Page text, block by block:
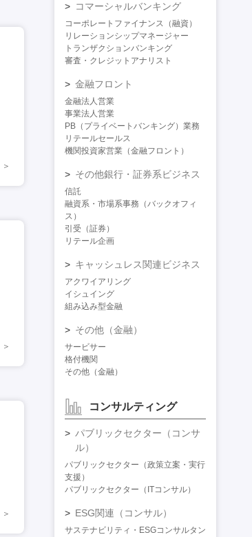
コマーシャルバンキング
コーポレートファイナンス（融資）
リレーションシップマネージャー
トランザクションバンキング
審査・クレジットアナリスト
金融フロント
金融法人営業
事業法人営業
PB（プライベートバンキング）業務
リテールセールス
機関投資家営業（金融フロント）
その他銀行・証券系ビジネス
信託
融資系・市場系事務（バックオフィ
ス）
引受（証券）
リテール企画
キャッシュレス関連ビジネス
アクワイアリング
イシュイング
組み込み型金融
その他（金融）
サービサー
格付機関
その他（金融）
コンサルティング
パブリックセクター（コンサ
ル）
パブリックセクター（政策立案・実行
支援）
パブリックセクター（ITコンサル）
ESG関連（コンサル）
サステナビリティ・ESGコンサルタン